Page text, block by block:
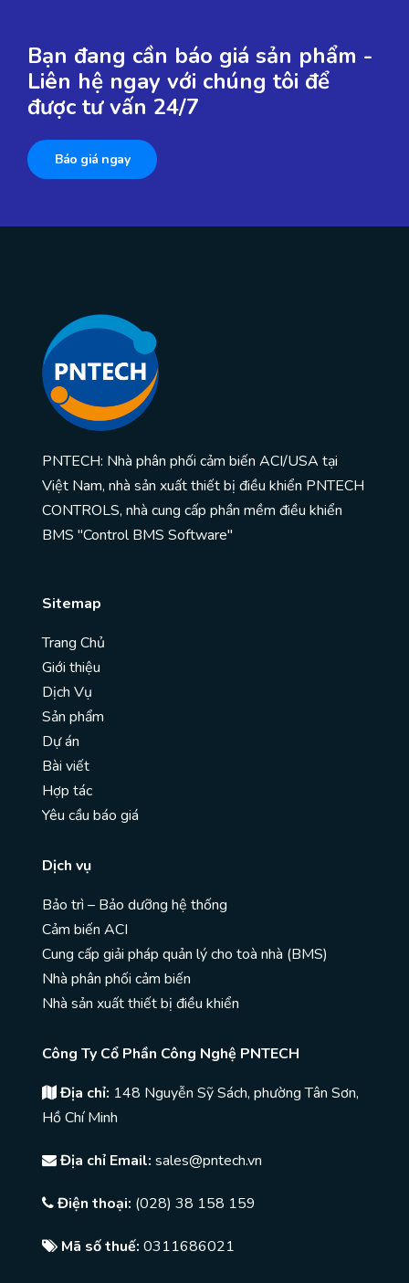
Bạn đang cần báo giá sản phẩm -
Liên hệ ngay với chúng tôi để
được tư vấn 24/7
Báo giá ngay
PNTECH: Nhà phân phối cảm biến ACI/USA tại
Việt Nam, nhà sản xuất thiết bị điều khiển PNTECH
CONTROLS, nhà cung cấp phần mềm điều khiển
BMS "Control BMS Software"
Sitemap
Trang Chủ
Giới thiệu
Dịch Vụ
Sản phẩm
Dự án
Bài viết
Hợp tác
Yêu cầu báo giá
Dịch vụ
Bảo trì – Bảo dưỡng hệ thống
Cảm biến ACI
Cung cấp giải pháp quản lý cho toà nhà (BMS)
Nhà phân phối cảm biến
Nhà sản xuất thiết bị điều khiển
Công Ty Cổ Phần Công Nghệ PNTECH
Địa chỉ: 148 Nguyễn Sỹ Sách, phường Tân Sơn,
Hồ Chí Minh
Địa chỉ Email: sales@pntech.vn
Điện thoại: (028) 38 158 159
Mã số thuế: 0311686021